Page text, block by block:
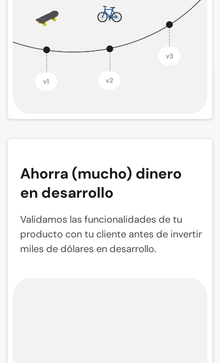
Ahorra (mucho) dinero
en desarrollo
Validamos las funcionalidades de tu
producto con tu cliente antes de invertir
miles de dólares en desarrollo.